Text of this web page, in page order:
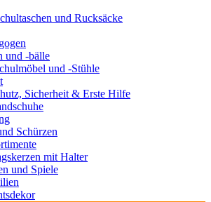
und Rucksäcke
und -bälle
und -Stühle
Sicherheit & Erste Hilfe
Schürzen
mit Halter
und Spiele